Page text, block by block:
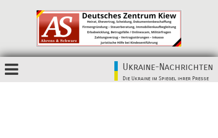
Ukraine-Nachrichten
Die Ukraine im Spiegel ihrer Presse